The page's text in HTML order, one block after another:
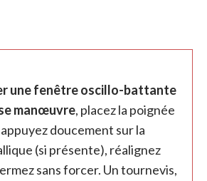
une fenêtre oscillo-battante
manœuvre, placez la poignée
doucement sur la
(si présente), réalignez
sans forcer. Un tournevis,